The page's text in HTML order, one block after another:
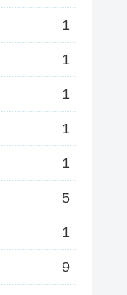
1
1
1
1
1
5
1
9